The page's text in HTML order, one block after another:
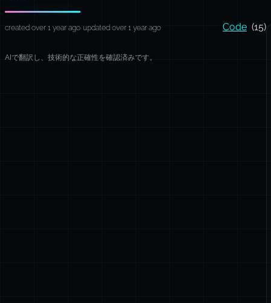
created over 1 year ago updated over 1 year ago Code (15)
AIで翻訳し、技術的な正確性を確認済みです。